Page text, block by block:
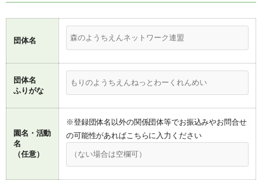
団体名
団体名
ふりがな
園名・活動
名
（任意）
※登録団体名以外の関係団体等でお振込みやお問合せ
の可能性があればこちらに入力ください